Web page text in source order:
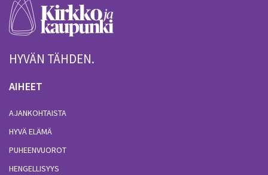
HYVÄN TÄHDEN.
AIHEET
AJANKOHTAISTA
HYVÄ ELÄMÄ
PUHEENVUOROT
HENGELLISYYS